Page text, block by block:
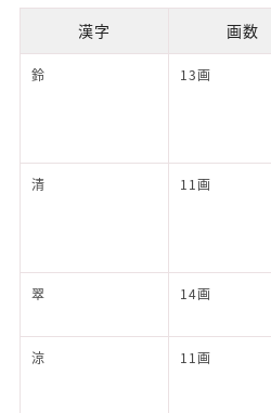
漢字 画数
鈴 13画
清 11画
翠 14画
涼 11画